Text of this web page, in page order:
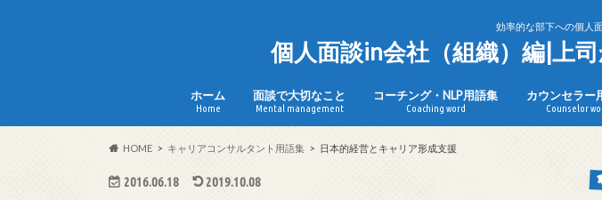
効率的な部下への個人
個人面談in会社（組織）編|上
ホーム
Home
面談で大切なこと
Mental management
コーチング・NLP用語集
Coaching word
カウンセラー
Counselor
HOME キャリアコンサルタント用語集 日本的経営とキャリア形成支援
2016.06.18 2019.10.08